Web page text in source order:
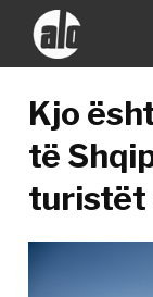
Kjo
të
turistët